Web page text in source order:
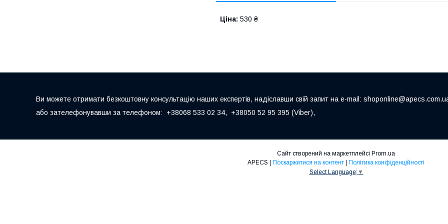
Ціна: 530 ₴
Ви можете отримати безкоштовну консультацію наших експертів, надіславши свій запит на e-mail:
або зателефонувавши за телефоном: +38068 533 02 34, +38050 52 95 395 (Viber),
Сайт створений на маркетплейсі Prom.ua
APECS | Поскаржитися на контент | Політика конфіденційності
Select Language ▼